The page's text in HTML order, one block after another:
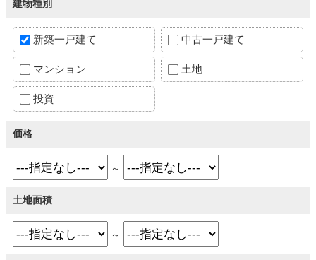
建物種別
新築一戸建て 中古一戸建て
マンション 土地
投資
価格
～
土地面積
～